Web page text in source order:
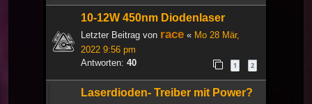
10-12W 450nm Diodenlaser
Letzter Beitrag von race « Mo 28 Mär,
2022 9:56 pm
Antworten: 40 1 2
Laserdioden- Treiber mit Power?